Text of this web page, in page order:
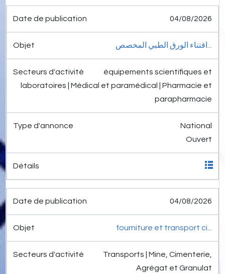
04/08/2026
اقتناء الورق الطبي المخصص...
équipements scientifiques et
laboratoires | Médical et paramédical | Pharmacie et
parapharmacie
National
Ouvert
04/08/2026
fourniture et transport ci...
Transports | Mine, Cimenterie,
Agrégat et Granulat